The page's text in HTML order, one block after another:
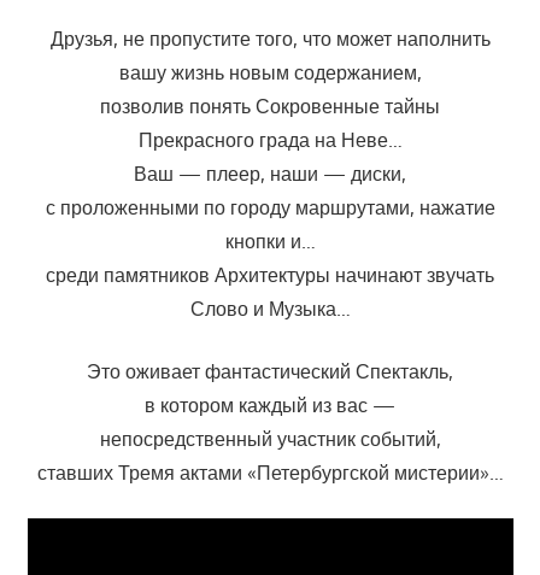
Друзья, не пропустите того, что может наполнить
вашу жизнь новым содержанием,
позволив понять Сокровенные тайны
Прекрасного града на Неве…
Ваш — плеер, наши — диски,
с проложенными по городу маршрутами, нажатие
кнопки и…
среди памятников Архитектуры начинают звучать
Слово и Музыка…
Это оживает фантастический Спектакль,
в котором каждый из вас —
непосредственный участник событий,
ставших Тремя актами «Петербургской мистерии»…